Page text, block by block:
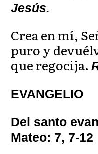
Jesús.
Crea en mí,
puro y
que regocija.
EVANGELIO
Del santo
Mateo: 7, 7-12